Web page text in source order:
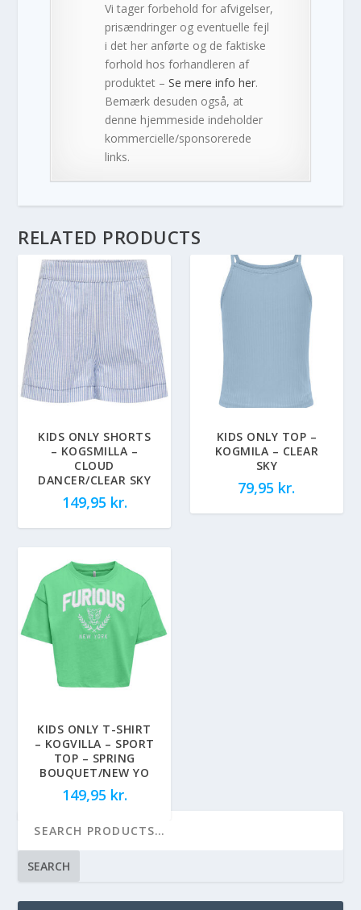
Vi tager forbehold for afvigelser,
prisændringer og eventuelle fejl
i det her anførte og de faktiske
forhold hos forhandleren af
produktet –Se mere info her.
Bemærk desuden også, at
denne hjemmeside indeholder
kommercielle/sponsorerede
links.
RELATED PRODUCTS
KIDS ONLY SHORTS
– KOGSMILLA –
CLOUD
DANCER/CLEAR SKY
149,95 kr.
KIDS ONLY TOP –
KOGMILA – CLEAR
SKY
79,95 kr.
KIDS ONLY T-SHIRT
– KOGVILLA – SPORT
TOP – SPRING
BOUQUET/NEW YO
149,95 kr.
SEARCH